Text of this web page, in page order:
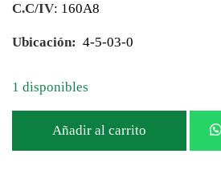
C.C/IV: 160A8
Ubicación: 4-5-03-0
1 disponibles
Añadir al carrito